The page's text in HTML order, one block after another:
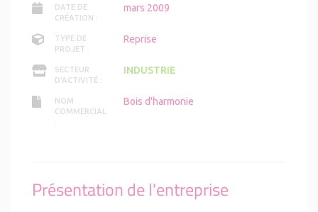
DATE DE
CRÉATION :
mars 2009
TYPE DE
PROJET :
Reprise
SECTEUR
D'ACTIVITÉ :
INDUSTRIE
NOM
COMMERCIAL
:
Bois d'harmonie
Présentation de l'entreprise